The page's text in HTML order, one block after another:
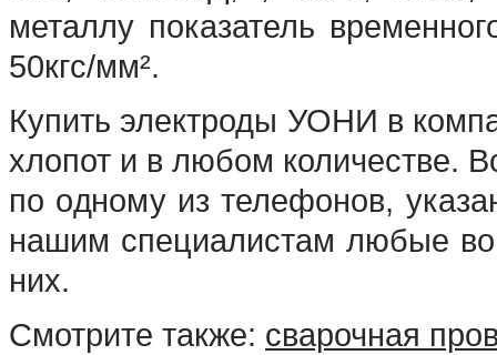
металлу показатель
50кгс/мм².
Купить электроды УОНИ в
хлопот и в любом количестве.
по одному из телефонов,
нашим специалистам любые
них.
Смотрите также: сварочная